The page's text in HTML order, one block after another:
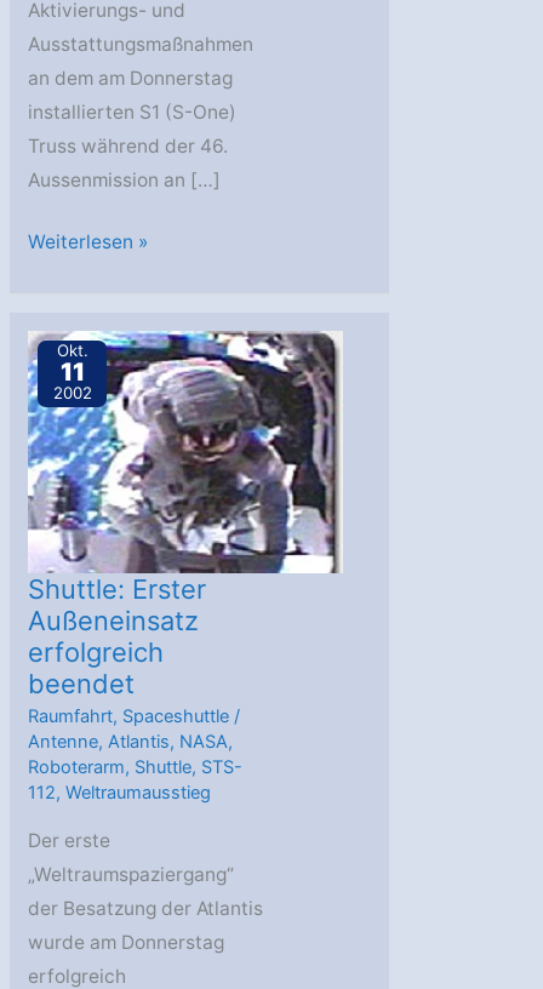
Aktivierungs- und
Ausstattungsmaßnahmen
an dem am Donnerstag
installierten S1 (S-One)
Truss während der 46.
Aussenmission an […]
STS-
beendete
dritten
Weltraumspaziergang
Weiterlesen »
Okt.
11
2002
Shuttle: Erster
Außeneinsatz
erfolgreich
beendet
Raumfahrt, Spaceshuttle /
Antenne,Atlantis, NASA,
Roboterarm, Shuttle, STS-
112,Weltraumausstieg
Der erste
„Weltraumspaziergang“
der Besatzung der Atlantis
wurde am Donnerstag
erfolgreich